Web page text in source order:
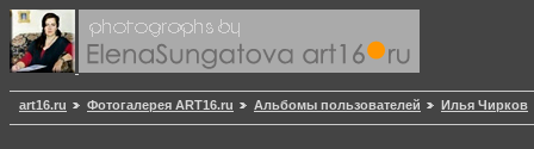
art16.ru Фотогалерея ART16.ru Альбомы пользователей Илья Чирков